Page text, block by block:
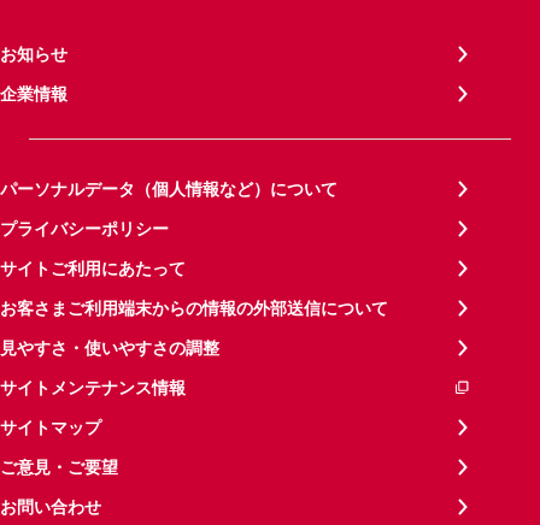
お知らせ
企業情報
パーソナルデータ（個人情報など）について
プライバシーポリシー
サイトご利用にあたって
お客さまご利用端末からの情報の外部送信について
見やすさ・使いやすさの調整
サイトメンテナンス情報
サイトマップ
ご意見・ご要望
お問い合わせ